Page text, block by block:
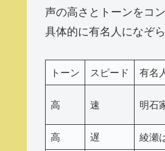
声の高さとトーンをコ
具体的に有名人になぞ
トーン スピード 有名
高 速 明石
高
遅 綾瀬